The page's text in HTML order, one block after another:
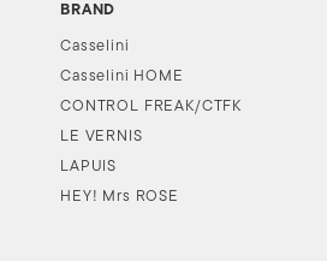
BRAND
Casselini
Casselini HOME
CONTROL FREAK/CTFK
LE VERNIS
LAPUIS
HEY! Mrs ROSE